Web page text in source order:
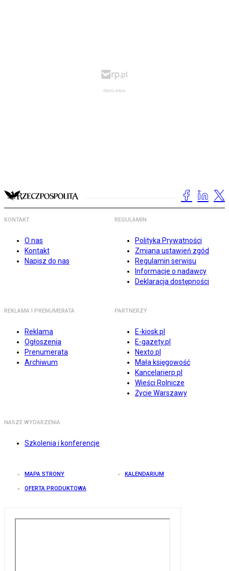
KONTAKT
O nas
Kontakt
Napisz do nas
REGULAMIN
Polityka Prywatności
Zmiana ustawień zgód
Regulamin serwisu
Informacje o nadawcy
Deklaracja dostępności
REKLAMA I PRENUMERATA
Reklama
Ogłoszenia
Prenumerata
Archiwum
PARTNERZY
E-kiosk.pl
E-gazety.pl
Nexto.pl
Mała księgowość
Kancelarierp.pl
Wieści Rolnicze
Życie Warszawy
NASZE WYDARZENIA
Szkolenia i konferencje
MAPA STRONY KALENDARIUM
OFERTA PRODUKTOWA